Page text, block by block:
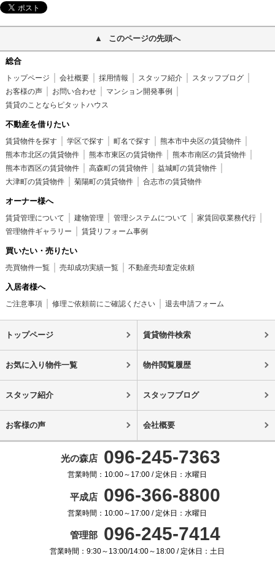
このページの先頭へ
総合
トップページ 会社概要 採用情報 スタッフ紹介
スタッフブログ
お客様の声
お問い合わせ
マンション開発事例
賃貸のことならピタットハウス
不動産を借りたい
賃貸物件を探す 学区で探す 町名で探す
熊本市中央区の賃貸物件
熊本市北区の賃貸物件
熊本市東区の賃貸物件
熊本市南区の賃貸物件
熊本市西区の賃貸物件
高森町の賃貸物件
益城町の賃貸物件
大津町の賃貸物件
菊陽町の賃貸物件 合志市の賃貸物件
オーナー様へ
賃貸管理について 建物管理 管理システムについて
家賃回収業務代行
管理物件ギャラリー
賃貸リフォーム事例
買いたい・売りたい
売買物件一覧 売却成功実績一覧 不動産売却査定依頼
入居者様へ
ご注意事項 修理ご依頼前にご確認ください 退去申請フォーム
トップページ 賃貸物件検索
お気に入り物件一覧 物件閲覧履歴
スタッフ紹介 スタッフブログ
お客様の声 会社概要
光の森店 096-245-7363
営業時間：10:00～17:00 / 定休日：水曜日
平成店 096-366-8800
営業時間：10:00～17:00 / 定休日：水曜日
管理部 096-245-7414
営業時間：9:30～13:00/14:00～18:00 / 定休日：土日